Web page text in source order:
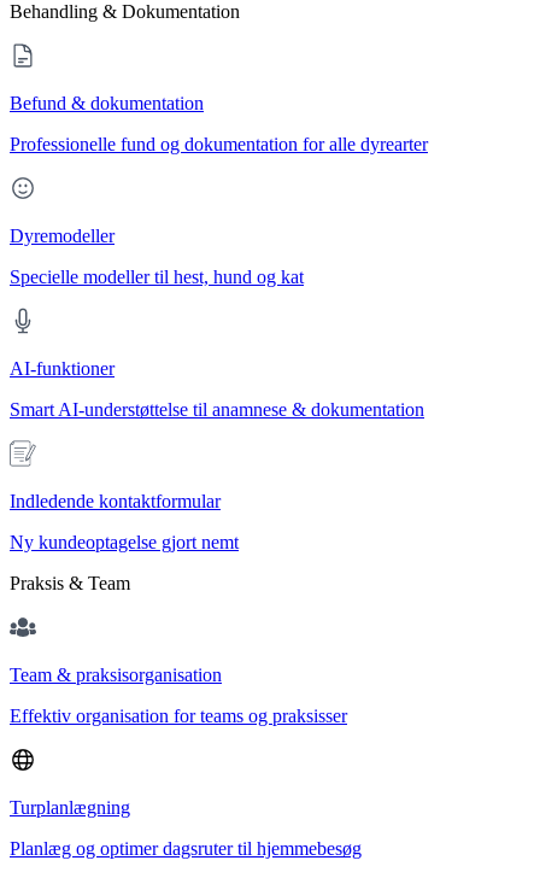
Behandling & Dokumentation
Befund & dokumentation
Professionelle fund og dokumentation for alle dyrearter
Dyremodeller
Specielle modeller til hest, hund og kat
AI-funktioner
Smart AI-understøttelse til anamnese & dokumentation
Indledende kontaktformular
Ny kundeoptagelse gjort nemt
Praksis & Team
Team & praksisorganisation
Effektiv organisation for teams og praksisser
Turplanlægning
Planlæg og optimer dagsruter til hjemmebesøg